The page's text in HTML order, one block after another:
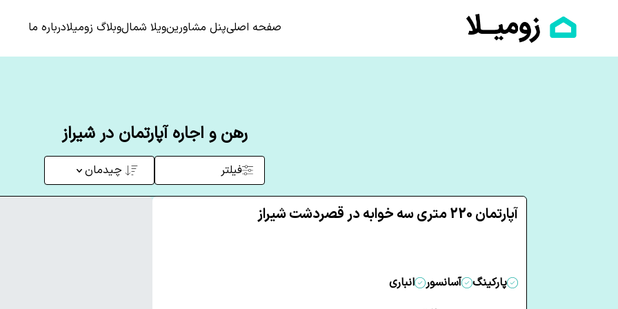
صفحه اصلیپنل مشاورینویلا شمالوبلاگ زومیلادرباره ما
رهن و اجاره آپارتمان در شیراز
فیلتر چیدمان
آپارتمان 220 متری سه خوابه در قصردشت شیراز
پارکینگ آسانسور
انباری